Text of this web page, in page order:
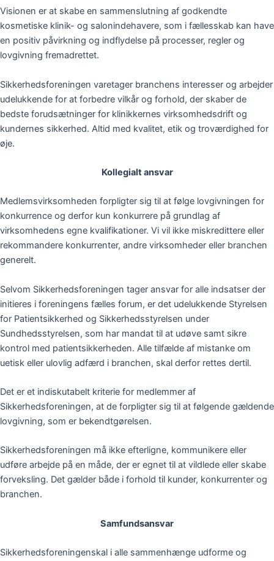
Visionen er at skabe en sammenslutning af godkendte
kosmetiske klinik- og salonindehavere, som i fællesskab kan have
en positiv påvirkning og indflydelse på processer, regler og
lovgivning fremadrettet.
Sikkerhedsforeningen varetager branchens interesser og arbejder
udelukkende for at forbedre vilkår og forhold, der skaber de
bedste forudsætninger for klinikkernes virksomhedsdrift og
kundernes sikkerhed. Altid med kvalitet, etik og troværdighed for
øje.
Kollegialt ansvar
Medlemsvirksomheden forpligter sig til at følge lovgivningen for
konkurrence og derfor kun konkurrere på grundlag af
virksomhedens egne kvalifikationer. Vi vil ikke miskredittere eller
rekommandere konkurrenter, andre virksomheder eller branchen
generelt.
Selvom Sikkerhedsforeningen tager ansvar for alle indsatser der
initieres i foreningens fælles forum, er det udelukkende Styrelsen
for Patientsikkerhed og Sikkerhedsstyrelsen under
Sundhedsstyrelsen, som har mandat til at udøve samt sikre
kontrol med patientsikkerheden. Alle tilfælde af mistanke om
uetisk eller ulovlig adfærd i branchen, skal derfor rettes dertil.
Det er et indiskutabelt kriterie for medlemmer af
Sikkerhedsforeningen, at de forpligter sig til at følgende gældende
lovgivning, som er bekendtgørelsen.
Sikkerhedsforeningen må ikke efterligne, kommunikere eller
udføre arbejde på en måde, der er egnet til at vildlede eller skabe
forveksling. Det gælder både i forhold til kunder, konkurrenter og
branchen.
Samfundsansvar
Sikkerhedsforeningenskal i alle sammenhænge udforme og